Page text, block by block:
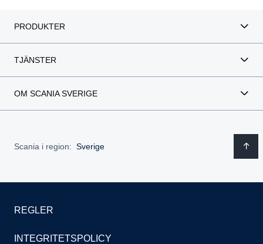
PRODUKTER
TJÄNSTER
OM SCANIA SVERIGE
Scania i region: Sverige
REGLER
INTEGRITETSPOLICY